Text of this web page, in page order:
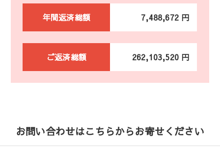
年間返済総額 7,488,672 円
ご返済総額 262,103,520 円
お問い合わせはこちらからお寄せください